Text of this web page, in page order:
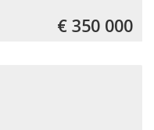
€ 350 000